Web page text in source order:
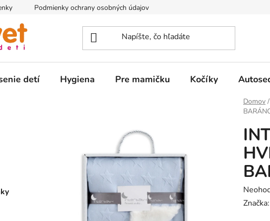
Podmienky ochrany osobných údajov
detí Hygiena Pre mamičku Kočíky
Domov /